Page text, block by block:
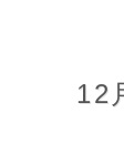
12